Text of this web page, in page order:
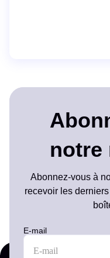
notre
Abonnez-vous à
recevoir les
E-mail